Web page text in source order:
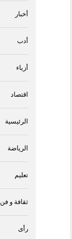
أخبار
أدب
أزياء
اقتصاد
الرئيسية
الرياضة
تعليم
ثقافة و فن
رأى